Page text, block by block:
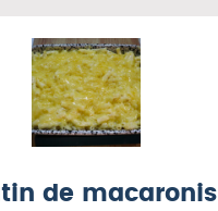
de macaronis